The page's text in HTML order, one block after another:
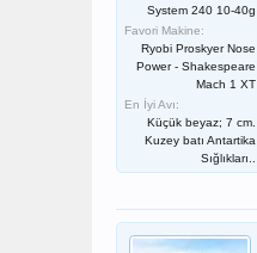
System 240 10-40g
Favori Makine:
Ryobi Proskyer Nose
Power - Shakespeare
Mach 1 XT
En İyi Avı:
Küçük beyaz; 7 cm.
Kuzey batı Antartika
Sığlıkları..